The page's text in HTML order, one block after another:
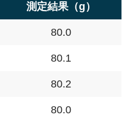
測定結果（g）
80.0
80.1
80.2
80.0